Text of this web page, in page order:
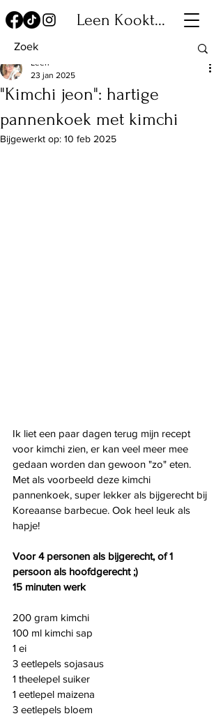
Leen Kookt...
"Kimchi jeon": hartige
pannenkoek met kimchi
Leen
23 jan 2025
Bijgewerkt op: 10 feb 2025
Ik liet een paar dagen terug mijn recept
voor kimchi zien, er kan veel meer mee
gedaan worden dan gewoon "zo" eten.
Met als voorbeeld deze kimchi
pannenkoek, super lekker als bijgerecht bij
Koreaanse barbecue. Ook heel leuk als
hapje!
Voor 4 personen als bijgerecht, of 1
persoon als hoofdgerecht ;)
15 minuten werk
200 gram kimchi
100 ml kimchi sap
1 ei
3 eetlepels sojasaus
1 theelepel suiker
1 eetlepel maizena
3 eetlepels bloem